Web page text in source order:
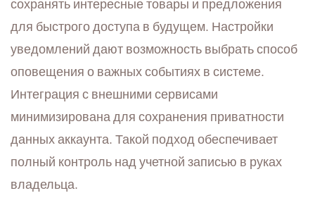
сохранять интересные товары и предложения
для быстрого доступа в будущем. Настройки
уведомлений дают возможность выбрать способ
оповещения о важных событиях в системе.
Интеграция с внешними сервисами
минимизирована для сохранения приватности
данных аккаунта. Такой подход обеспечивает
полный контроль над учетной записью в руках
владельца.